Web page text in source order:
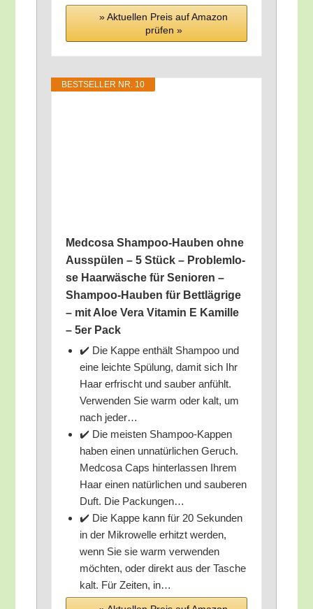
» Aktu­el­len Preis auf Ama­zon
prü­fen »
BEST­SEL­LER NR. 10
Med­co­sa Sham­poo-Hau­ben ohne
Aus­spü­len – 5 Stück – Pro­blem­lo­
se Haar­wä­sche für Senio­ren –
Sham­poo-Hau­ben für Bett­läg­ri­ge
– mit Aloe Vera Vit­amin E Kamil­le
– 5er Pack
✔️ Die Kap­pe ent­hält Sham­poo und
eine leich­te Spü­lung, damit sich Ihr
Haar erfrischt und sau­ber anfühlt.
Ver­wen­den Sie warm oder kalt, um
nach jeder…
✔️ Die meis­ten Sham­poo-Kap­pen
haben einen unna­tür­li­chen Geruch.
Med­co­sa Caps hin­ter­las­sen Ihrem
Haar einen natür­li­chen und sau­be­ren
Duft. Die Packungen…
✔️ Die Kap­pe kann für 20 Sekun­den
in der Mikro­wel­le erhitzt wer­den,
wenn Sie sie warm ver­wen­den
möch­ten, oder direkt aus der Tasche
kalt. Für Zei­ten, in…